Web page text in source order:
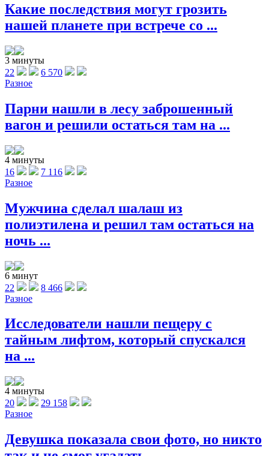
Какие последствия могут грозить
нашей планете при встрече со ...
3 минуты
22
6 570
Разное
Парни нашли в лесу заброшенный
вагон и решили остаться там на ...
4 минуты
16
7 116
Разное
Мужчина сделал шалаш из
полиэтилена и решил там остаться на
ночь ...
6 минут
22
8 466
Разное
Исследователи нашли пещеру с
тайным лифтом, который спускался
на ...
4 минуты
20
29 158
Разное
Девушка показала свои фото, но никто